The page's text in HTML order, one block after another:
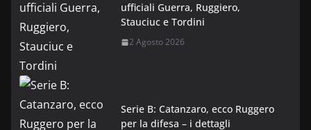
ufficiali Guerra, Ruggiero,
Stauciuc e Tordini
2 Agosto 2026
Serie B: Catanzaro, ecco Ruggero
per la difesa – i dettagli